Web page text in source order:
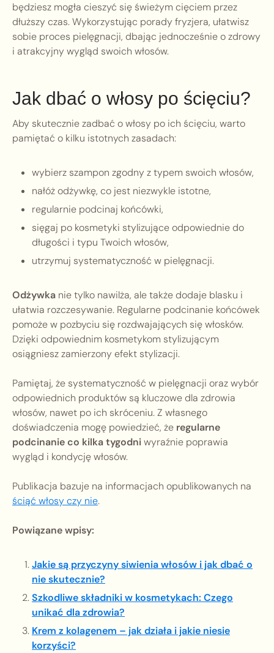
będziesz mogła cieszyć się świeżym cięciem przez
dłuższy czas. Wykorzystując porady fryzjera, ułatwisz
sobie proces pielęgnacji, dbając jednocześnie o zdrowy
i atrakcyjny wygląd swoich włosów.
Jak dbać o włosy po ścięciu?
Aby skutecznie zadbać o włosy po ich ścięciu, warto
pamiętać o kilku istotnych zasadach:
wybierz szampon zgodny z typem swoich włosów,
nałóż odżywkę, co jest niezwykle istotne,
regularnie podcinaj końcówki,
sięgaj po kosmetyki stylizujące odpowiednie do
długości i typu Twoich włosów,
utrzymuj systematyczność w pielęgnacji.
Odżywka nie tylko nawilża, ale także dodaje blasku i
ułatwia rozczesywanie. Regularne podcinanie końcówek
pomoże w pozbyciu się rozdwajających się włosków.
Dzięki odpowiednim kosmetykom stylizującym
osiągniesz zamierzony efekt stylizacji.
Pamiętaj, że systematyczność w pielęgnacji oraz wybór
odpowiednich produktów są kluczowe dla zdrowia
włosów, nawet po ich skróceniu. Z własnego
doświadczenia mogę powiedzieć, że regularne
podcinanie co kilka tygodniwyraźnie poprawia
wygląd i kondycję włosów.
Publikacja bazuje na informacjach opublikowanych na
ściąć włosy czy nie.
Powiązane wpisy:
Jakie są przyczyny siwienia włosów i jak dbać o
nie skutecznie?
Szkodliwe składniki w kosmetykach: Czego
unikać dla zdrowia?
Krem z kolagenem – jak działa i jakie niesie
korzyści?